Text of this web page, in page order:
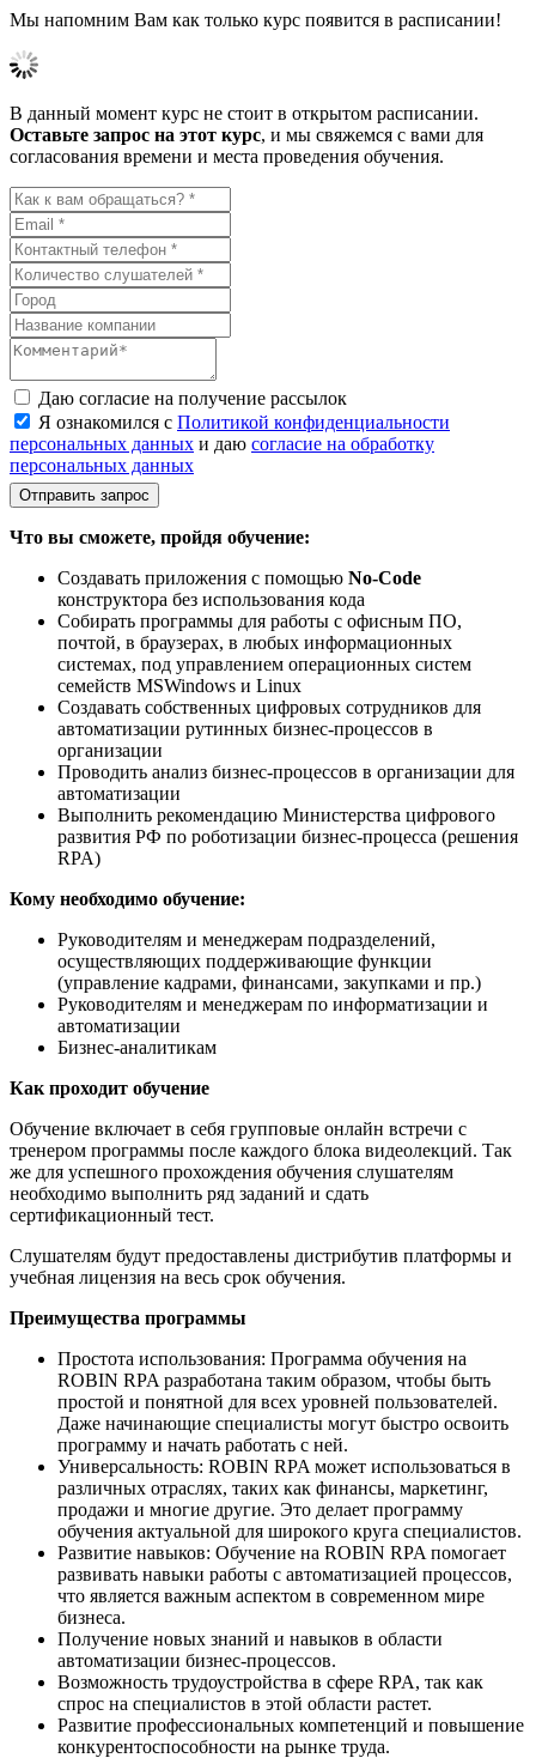
Мы напомним Вам как только курс появится в расписании!
В данный момент курс не стоит в открытом расписании.
Оставьте запрос на этот курс, и мы свяжемся с вами для
согласования времени и места проведения обучения.
Даю согласие на получение рассылок
Я ознакомился с Политикой конфиденциальности
персональных данных и даю согласие на обработку
персональных данных
Отправить запрос
Что вы сможете, пройдя обучение:
Создавать приложения с помощью No-Code
конструктора без использования кода
Собирать программы для работы с офисным ПО,
почтой, в браузерах, в любых информационных
системах, под управлением операционных систем
семейств MSWindows и Linux
Создавать собственных цифровых сотрудников для
автоматизации рутинных бизнес-процессов в
организации
Проводить анализ бизнес-процессов в организации для
автоматизации
Выполнить рекомендацию Министерства цифрового
развития РФ по роботизации бизнес-процесса (решения
RPA)
Кому необходимо обучение:
Руководителям и менеджерам подразделений,
осуществляющих поддерживающие функции
(управление кадрами, финансами, закупками и пр.)
Руководителям и менеджерам по информатизации и
автоматизации
Бизнес-аналитикам
Как проходит обучение
Обучение включает в себя групповые онлайн встречи с
тренером программы после каждого блока видеолекций. Так
же для успешного прохождения обучения слушателям
необходимо выполнить ряд заданий и сдать
сертификационный тест.
Слушателям будут предоставлены дистрибутив платформы и
учебная лицензия на весь срок обучения.
Преимущества программы
Простота использования: Программа обучения на
ROBIN RPA разработана таким образом, чтобы быть
простой и понятной для всех уровней пользователей.
Даже начинающие специалисты могут быстро освоить
программу и начать работать с ней.
Универсальность: ROBIN RPA может использоваться в
различных отраслях, таких как финансы, маркетинг,
продажи и многие другие. Это делает программу
обучения актуальной для широкого круга специалистов.
Развитие навыков: Обучение на ROBIN RPA помогает
развивать навыки работы с автоматизацией процессов,
что является важным аспектом в современном мире
бизнеса.
Получение новых знаний и навыков в области
автоматизации бизнес-процессов.
Возможность трудоустройства в сфере RPA, так как
спрос на специалистов в этой области растет.
Развитие профессиональных компетенций и повышение
конкурентоспособности на рынке труда.